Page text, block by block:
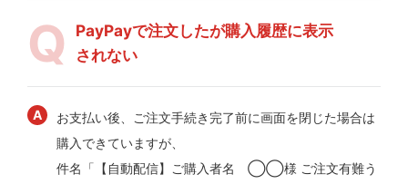
PayPayで注文したが購入履歴に表示
されない
お支払い後、ご注文手続き完了前に画面を閉じた場合は
購入できていますが、
件名「【自動配信】ご購入者名 ◯◯様 ご注文有難う